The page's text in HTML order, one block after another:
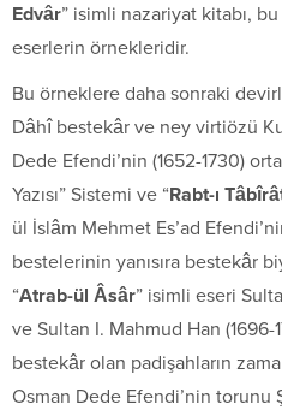
Edvâr” isimli nazariyat kitabı,
eserlerin örnekleridir.
Bu örneklere daha sonraki
Dâhî bestekâr ve ney virtiözü
Dede Efendi’nin (1652-1730)
Yazısı” Sistemi ve “Rabt-ı
ül İslâm Mehmet Es’ad
bestelerinin yanısıra bestekâr
“Atrab-ül Âsâr” isimli eseri
ve Sultan I. Mahmud Han
bestekâr olan padişahların
Osman Dede Efendi’nin torunu